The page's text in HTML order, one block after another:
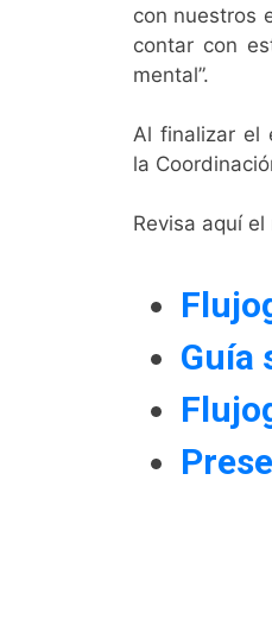
con nuestros
contar con
mental”.
Al finalizar el
la
Revisa aquí
Guía